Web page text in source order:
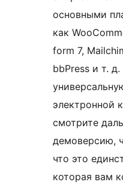
основными
как
form 7,
bbPress и т.
электронной
смотрите
демоверсию,
что это
которая вам